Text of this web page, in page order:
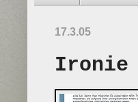
17.3.05
Ironie